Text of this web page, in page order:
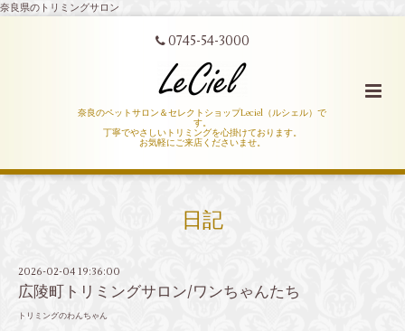
奈良県のトリミングサロン
0745-54-3000
奈良のペットサロン＆セレクトショップLeciel（ルシェル）で
す。
丁寧でやさしいトリミングを心掛けております。
お気軽にご来店くださいませ。
日記
2026-02-04 19:36:00
広陵町トリミングサロン/ワンちゃんたち
トリミングのわんちゃん